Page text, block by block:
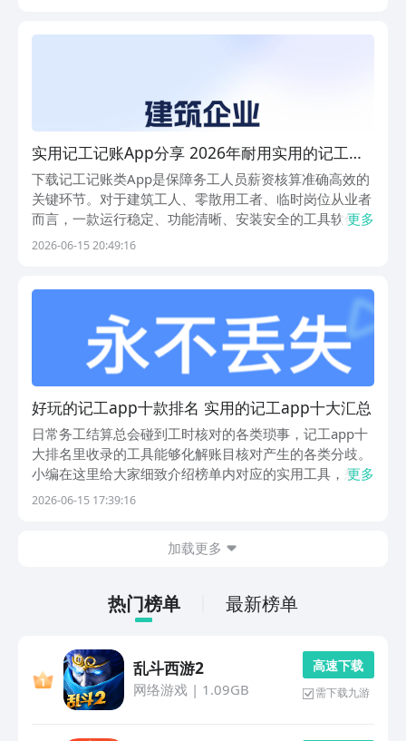
实用记工记账App分享 2026年耐用实用的记工记
账软件TOP5
下载记工记账类App是保障务工人员薪资核算准确高效的
关键环节。对于建筑工人、零散用工者、临时岗位从业者
而言，一款运行稳定、功能清晰、安装安全的工具软件，
能显著提升日常工时与报酬管理的效率。不少用户在搜索
更多
2026-06-15 20:49:16
好玩的记工app十款排名 实用的记工app十大汇总
日常务工结算总会碰到工时核对的各类琐事，记工app十
大排名里收录的工具能够化解账目核对产生的各类分歧。
小编在这里给大家细致介绍榜单内对应的实用工具，想要
获取正规无捆绑的安装渠道，可以打开豌豆荚，平台属于
更多
2026-06-15 17:39:16
加载更多
热门榜单 最新榜单
乱斗西游2
网络游戏| 1.09GB
高 速 下 载
需下载九游